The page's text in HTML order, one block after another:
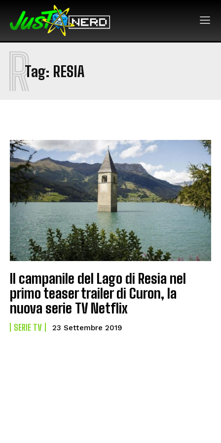
Tag: RESIA
R
Il campanile del Lago di Resia nel
primo teaser trailer di Curon, la
nuova serie TV Netflix
SERIE TV 23 Settembre 2019